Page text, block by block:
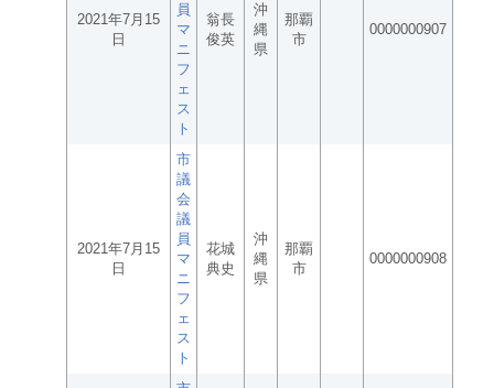
2021年7月15
日
員
マ
ニ
フ
ェ
ス
ト
翁長
俊英
沖
縄
県
那覇
市
0000000907
2021年7月15
日
市
議
会
議
員
マ
ニ
フ
ェ
ス
ト
花城
典史
沖
縄
県
那覇
市
0000000908